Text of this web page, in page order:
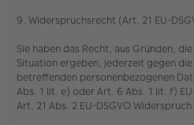
9. Widerspruchsrecht (Art. 21 EU-
Sie haben das Recht, aus Gründen,
Situation ergeben, jederzeit gegen
betreffenden personenbezogenen
Abs. 1 lit. e) oder Art. 6 Abs. 1 lit. f)
Art. 21 Abs. 2 EU-DSGVO